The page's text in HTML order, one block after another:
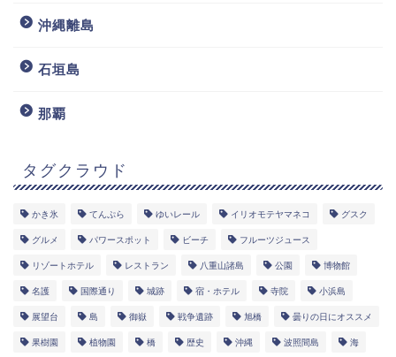
沖縄離島
石垣島
那覇
タグクラウド
かき氷 てんぷら ゆいレール イリオモテヤマネコ グスク
グルメ パワースポット ビーチ フルーツジュース
リゾートホテル レストラン 八重山諸島 公園 博物館
名護 国際通り 城跡 宿・ホテル 寺院 小浜島
展望台 島 御嶽 戦争遺跡 旭橋 曇りの日にオススメ
果樹園 植物園 橋 歴史 沖縄 波照間島 海